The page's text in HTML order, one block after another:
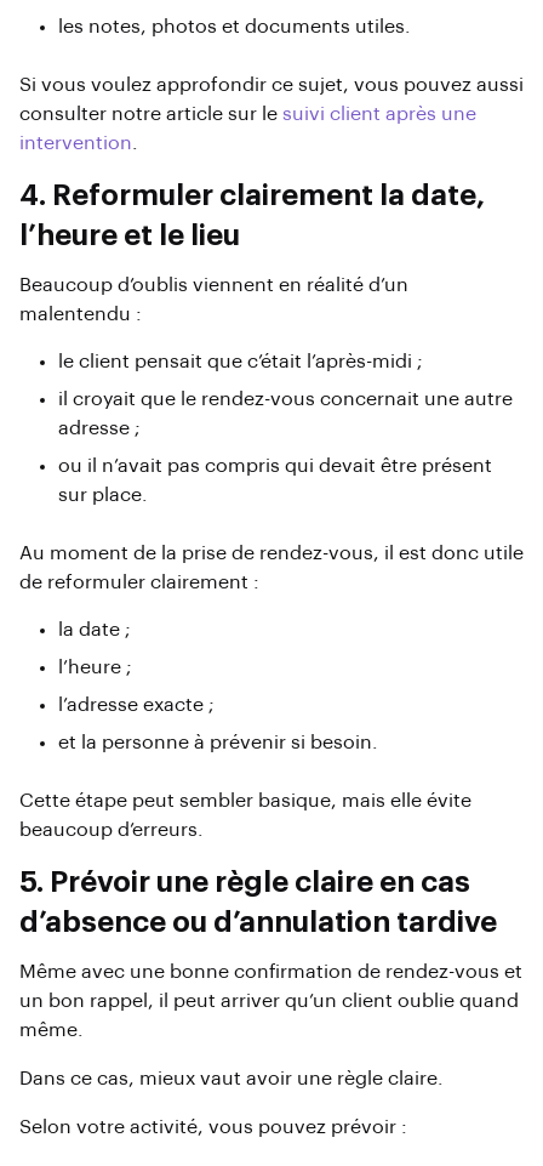
les notes, photos et documents utiles.
Si vous voulez approfondir ce sujet, vous pouvez aussi
consulter notre article sur le suivi client après une
intervention
4. Reformuler clairement la date,
l’heure et le lieu
Beaucoup d’oublis viennent en réalité d’un
malentendu :
le client pensait que c’était l’après-midi ;
il croyait que le rendez-vous concernait une autre
adresse ;
ou il n’avait pas compris qui devait être présent
sur place.
Au moment de la prise de rendez-vous, il est donc utile
de reformuler clairement :
la date ;
l’heure ;
l’adresse exacte ;
et la personne à prévenir si besoin.
Cette étape peut sembler basique, mais elle évite
beaucoup d’erreurs.
5. Prévoir une règle claire en cas
d’absence ou d’annulation tardive
Même avec une bonne confirmation de rendez-vous et
un bon rappel, il peut arriver qu’un client oublie quand
même.
Dans ce cas, mieux vaut avoir une règle claire.
Selon votre activité, vous pouvez prévoir :